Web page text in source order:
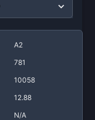
A2
781
10058
12.88
N/A